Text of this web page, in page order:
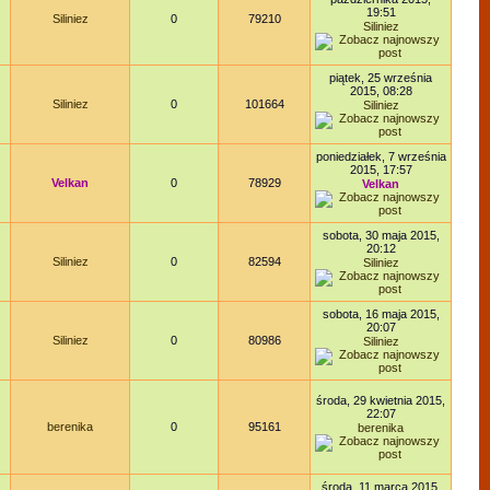
Siliniez 0 79210
19:51
Siliniez
Siliniez 0 101664
piątek, 25 września
2015, 08:28
Siliniez
Velkan 0 78929
poniedziałek, 7 września
2015, 17:57
Velkan
Siliniez 0 82594
sobota, 30 maja 2015,
20:12
Siliniez
Siliniez 0 80986
sobota, 16 maja 2015,
20:07
Siliniez
berenika 0 95161
środa, 29 kwietnia 2015,
22:07
berenika
środa, 11 marca 2015,